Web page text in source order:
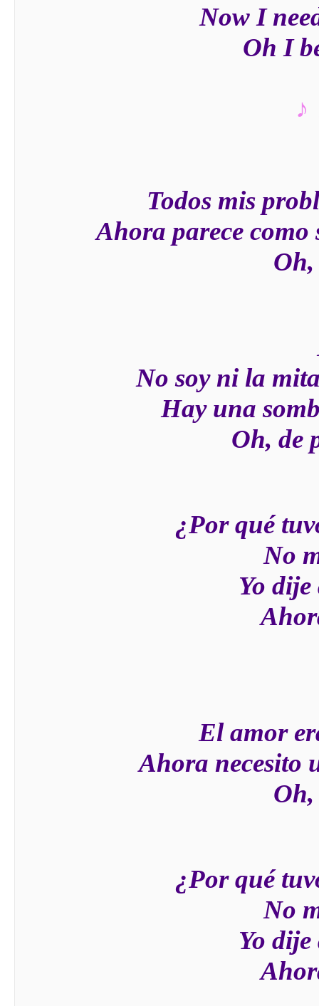
Now I
Oh I
♪
Todos mis
Ahora parece
Oh,
No soy ni la
Hay una
Oh, de
¿Por qué
No
Yo
El amor
Ahora necesito
Oh,
¿Por qué
No
Yo